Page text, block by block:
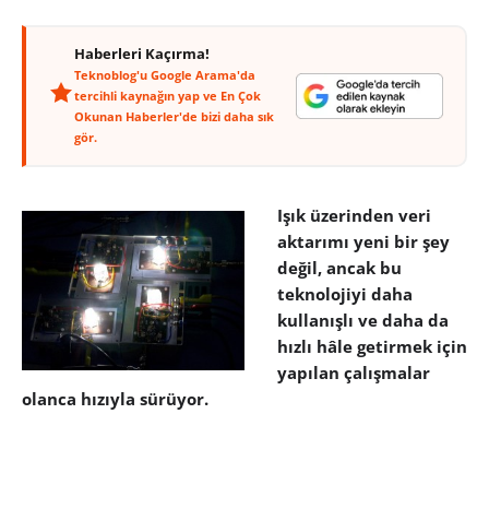
Haberleri Kaçırma!
Teknoblog'u Google Arama'da
tercihli kaynağın yap ve En Çok
Okunan Haberler'de bizi daha sık
gör.
Işık üzerinden veri
aktarımı yeni bir şey
değil, ancak bu
teknolojiyi daha
kullanışlı ve daha da
hızlı hâle getirmek için
yapılan çalışmalar
olanca hızıyla sürüyor.